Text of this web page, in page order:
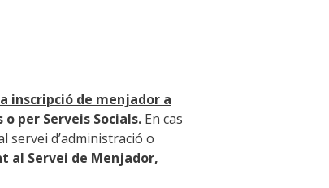
inscripció de menjador a
per Serveis Socials. En cas
servei d’administració o
al Servei de Menjador,